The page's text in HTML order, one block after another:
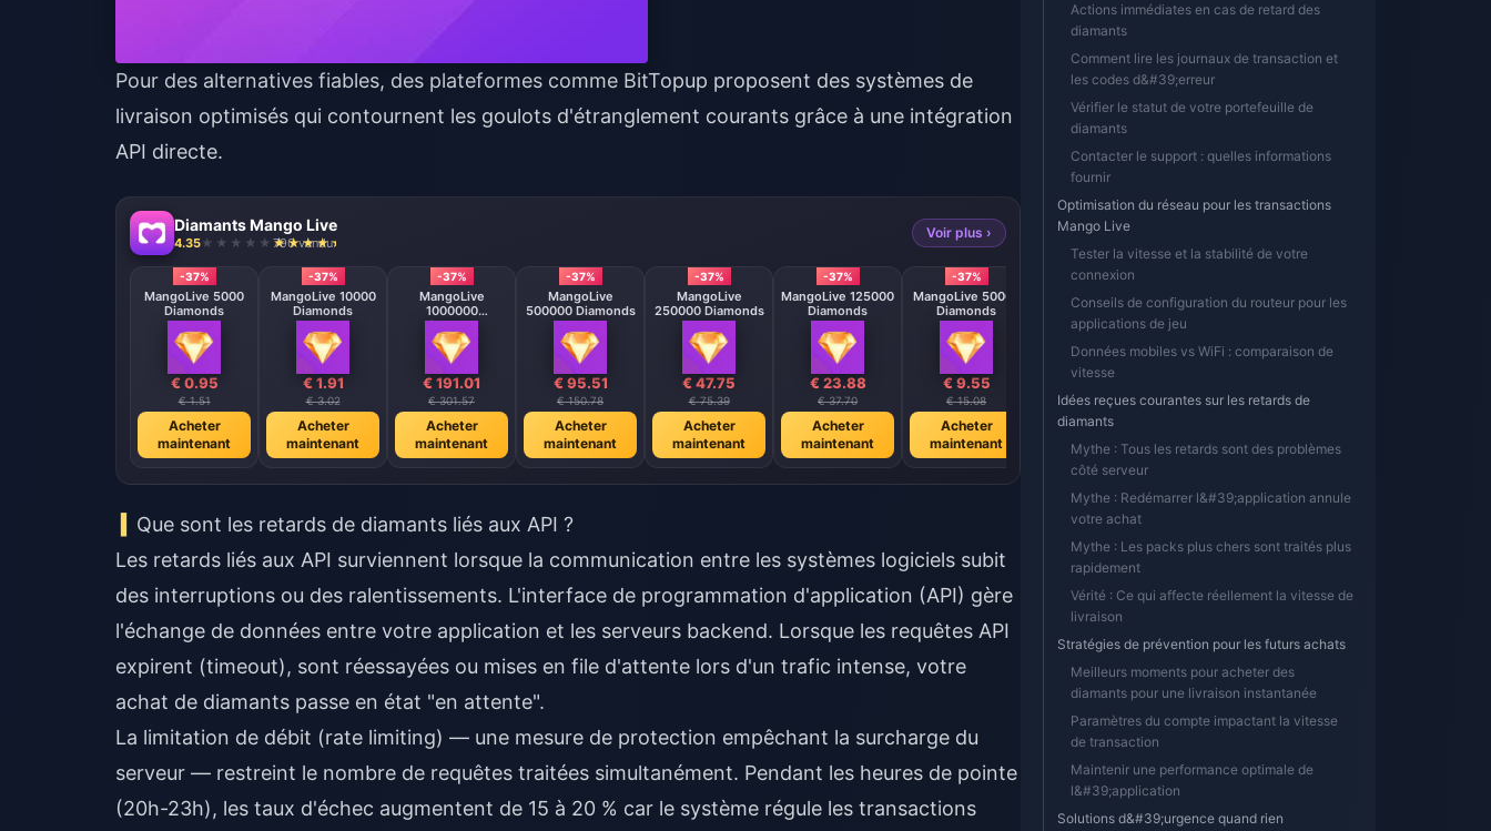
Pour des alternatives fiables, des plateformes comme BitTopup proposent des systèmes de
livraison optimisés qui contournent les goulots d'étranglement courants grâce à une intégration
API directe.
Diamants Mango Live
4.35 790 vendu
Voir plus ›
-37%
MangoLive 5000
Diamonds
€ 0.95
€ 1.51
Acheter
maintenant
-37%
MangoLive 10000
Diamonds
€ 1.91
€ 3.02
Acheter
maintenant
-37%
MangoLive
1000000
Diamonds
€ 191.01
€ 301.57
Acheter
maintenant
-37%
MangoLive
500000 Diamonds
€ 95.51
€ 150.78
Acheter
maintenant
-37%
MangoLive
250000 Diamonds
€ 47.75
€ 75.39
Acheter
maintenant
-37%
MangoLive 125000
Diamonds
€ 23.88
€ 37.70
Acheter
maintenant
-37%
MangoLive 50000
Diamonds
€ 9.55
€ 15.08
Acheter
maintenant
-37%
MangoLive 25000
Diamonds
€ 4.77
€ 7.54
Acheter
maintenant
MangoLive 20000
Diamonds
€ 6.03
maintenant
Que sont les retards de diamants liés aux API ?
Les retards liés aux API surviennent lorsque la communication entre les systèmes logiciels subit
des interruptions ou des ralentissements. L'interface de programmation d'application (API) gère
l'échange de données entre votre application et les serveurs backend. Lorsque les requêtes API
expirent (timeout), sont réessayées ou mises en file d'attente lors d'un trafic intense, votre
achat de diamants passe en état "en attente".
La limitation de débit (rate limiting) — une mesure de protection empêchant la surcharge du
serveur — restreint le nombre de requêtes traitées simultanément. Pendant les heures de pointe
(20h-23h), les taux d'échec augmentent de 15 à 20 % car le système régule les transactions
Actions immédiates en cas de retard des
diamants
Comment lire les journaux de transaction et
les codes d&#39;erreur
Vérifier le statut de votre portefeuille de
diamants
Contacter le support : quelles informations
fournir
Optimisation du réseau pour les transactions
Mango Live
Tester la vitesse et la stabilité de votre
connexion
Conseils de configuration du routeur pour les
applications de jeu
Données mobiles vs WiFi : comparaison de
vitesse
Idées reçues courantes sur les retards de
diamants
Mythe : Tous les retards sont des problèmes
côté serveur
Mythe : Redémarrer l&#39;application annule
votre achat
Mythe : Les packs plus chers sont traités plus
rapidement
Vérité : Ce qui affecte réellement la vitesse de
livraison
Stratégies de prévention pour les futurs achats
Meilleurs moments pour acheter des
diamants pour une livraison instantanée
Paramètres du compte impactant la vitesse
de transaction
Maintenir une performance optimale de
l&#39;application
Solutions d&#39;urgence quand rien